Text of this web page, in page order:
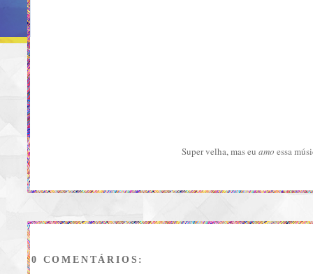
Super velha, mas eu amo essa
0 COMENTÁRIOS: